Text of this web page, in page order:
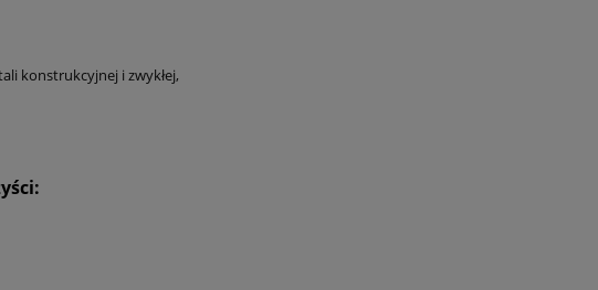
konstrukcyjnej i zwykłej,